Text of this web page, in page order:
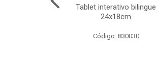
Tablet interativo bilingue
24x18cm
Código: 830030